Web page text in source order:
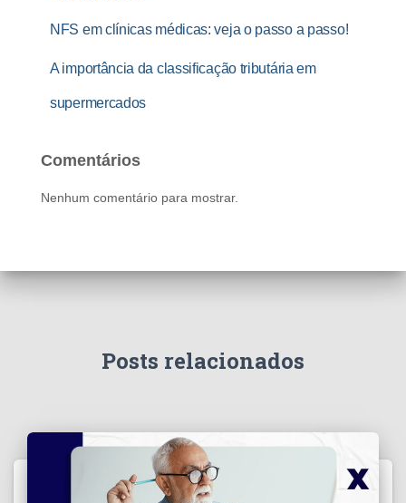
NFS em clínicas médicas: veja o passo a passo!
A importância da classificação tributária em
supermercados
Comentários
Nenhum comentário para mostrar.
Posts relacionados